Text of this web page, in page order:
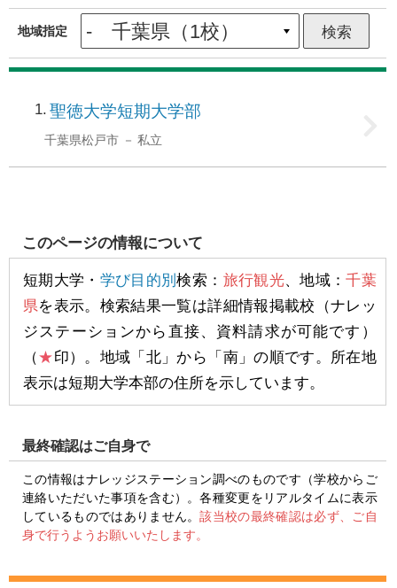
地域指定
1 聖徳大学短期大学部
千葉県松戸市 私立
このページの情報について
短期大学・ 学び目的別検索： 旅行観光、地域：千葉
県を表示。検索結果一覧は詳細情報掲載校（ナレッ
ジステーションから直接、資料請求が可能です）
（★印）。地域「北」から「南」の順です。所在地
表示は短期大学本部の住所を示しています。
最終確認はご自身で
この情報はナレッジステーション調べのものです（学校からご
連絡いただいた事項を含む）。各種変更をリアルタイムに表示
しているものではありません。該当校の最終確認は必ず、ご自
身で行うようお願いいたします。